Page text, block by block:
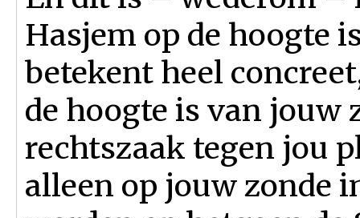
Hasjem op de hoogte
betekent heel
de hoogte is van jouw
rechtszaak tegen jou
alleen op jouw zonde